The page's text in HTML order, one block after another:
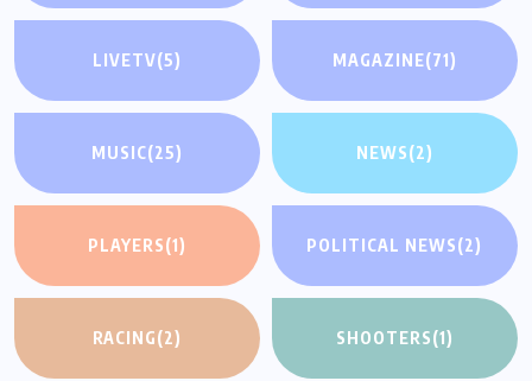
LIVETV(5) MAGAZINE(71)
MUSIC(25) NEWS(2)
PLAYERS(1) POLITICAL NEWS(2)
RACING(2) SHOOTERS(1)